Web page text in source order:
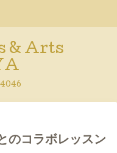
& Arts
のコラボレッスン